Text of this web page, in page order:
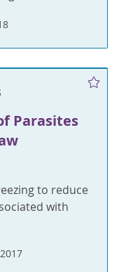
Parasites
to reduce
with